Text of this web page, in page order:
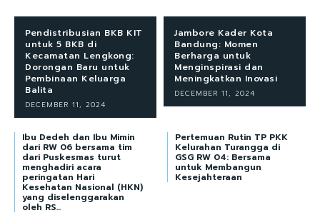
Pendistribusian BKB KIT
untuk 5 BKB di
Kecamatan Lengkong:
Dorongan Baru untuk
Pembinaan Keluarga
Balita
DECEMBER 11, 2024
Jambore Kader Kota
Bandung: Momen
Berharga untuk
Menginspirasi dan
Meningkatkan Inovasi
DECEMBER 11, 2024
Ibu Dedeh dan Ibu Mimin
dari RW 06 bersama tim
dari Puskesmas turut
menghadiri acara
peringatan Hari
Kesehatan Nasional (HKN)
yang diselenggarakan
oleh RS...
Pertemuan Rutin TP PKK
Kelurahan Turangga di
GSG RW 04: Bersama
untuk Membangun
Kesejahteraan